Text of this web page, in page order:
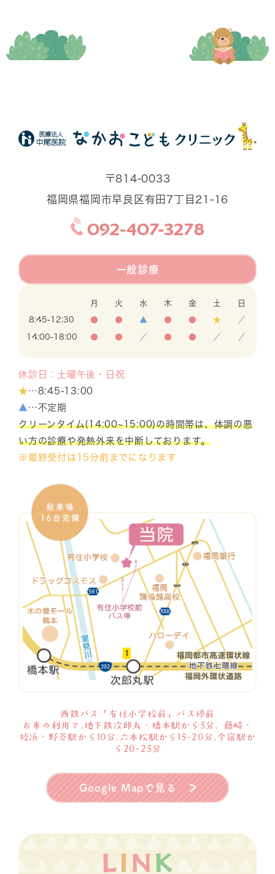
〒814-0033
福岡県福岡市早良区有田7丁目21-16
092-407-3278
一般診療
月 火 水 木 金 土 日
8:45-12:30 ● ● ▲ ● ● ★ ／
14:00-18:00 ● ● ／ ● ● ／ ／
休診日：土曜午後・日祝
★…8:45-13:00
▲ …不定期
クリーンタイム(14:00~15:00)の時間帯は、体調の悪
い方の診療や発熱外来を中断しております。
※最終受付は15分前までになります
西鉄バス「有住小学校前」バス停前
お車の利用で,地下鉄次郎丸・橋本駅から5分, 藤崎・
姪浜・野芥駅から10分,六本松駅から15-20分,今宿駅か
ら20-25分
Google Mapで見る